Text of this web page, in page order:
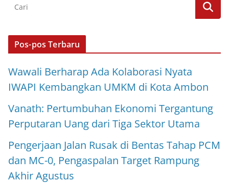
Pos-pos Terbaru
Wawali Berharap Ada Kolaborasi Nyata
IWAPI Kembangkan UMKM di Kota Ambon
Vanath: Pertumbuhan Ekonomi Tergantung
Perputaran Uang dari Tiga Sektor Utama
Pengerjaan Jalan Rusak di Bentas Tahap PCM
dan MC-0, Pengaspalan Target Rampung
Akhir Agustus